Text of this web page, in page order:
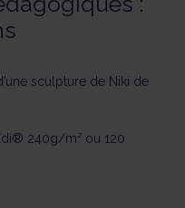
sculpture de Niki de
240g/m² ou 120